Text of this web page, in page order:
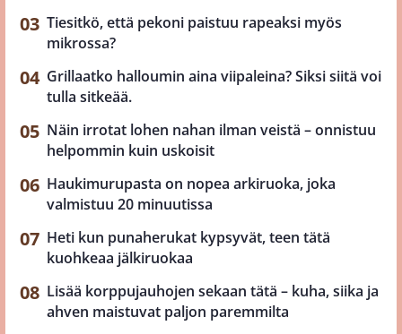
Tiesitkö, että pekoni paistuu rapeaksi myös
mikrossa?
Grillaatko halloumin aina viipaleina? Siksi siitä voi
tulla sitkeää.
Näin irrotat lohen nahan ilman veistä – onnistuu
helpommin kuin uskoisit
Haukimurupasta on nopea arkiruoka, joka
valmistuu 20 minuutissa
Heti kun punaherukat kypsyvät, teen tätä
kuohkeaa jälkiruokaa
Lisää korppujauhojen sekaan tätä – kuha, siika ja
ahven maistuvat paljon paremmilta